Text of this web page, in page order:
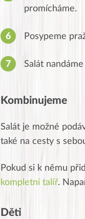
promícháme.
Posypeme
Salát
Kombinujeme
Salát je možné
také na cesty s
Pokud si k němu
kompletní talíř.
Děti